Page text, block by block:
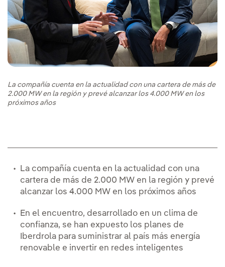
La compañía cuenta en la actualidad con una cartera de más de
2.000 MW en la región y prevé alcanzar los 4.000 MW en los
próximos años
La compañía cuenta en la actualidad con una
cartera de más de 2.000 MW en la región y prevé
alcanzar los 4.000 MW en los próximos años
En el encuentro, desarrollado en un clima de
confianza, se han expuesto los planes de
Iberdrola para suministrar al país más energía
renovable e invertir en redes inteligentes